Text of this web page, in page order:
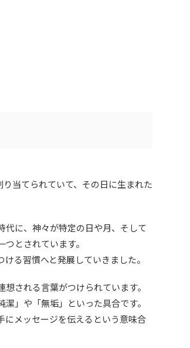
当てられていて、その日に生まれた
代に、神々が特定の日や月、そして
とされています。
る習慣へと発展していきました。
される言葉がつけられています。
」や「無垢」といった具合です。
にメッセージを伝えるという意味合